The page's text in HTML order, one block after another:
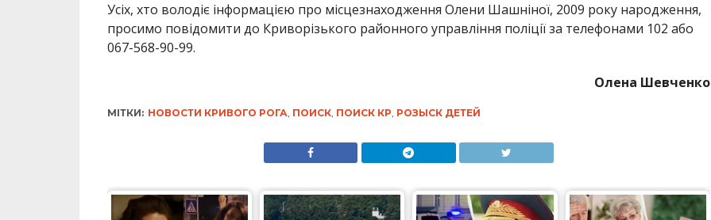
Усіх, хто володіє інформацією про місцезнаходження Олени Шашніної, 2009 року народження,
просимо повідомити до Криворізького районного управління поліції за телефонами 102 або
067-568-90-99.
Олена Шевченко
МІТКИ: НОВОСТИ КРИВОГО РОГА, ПОИСК, ПОИСК КР, РОЗЫСК ДЕТЕЙ